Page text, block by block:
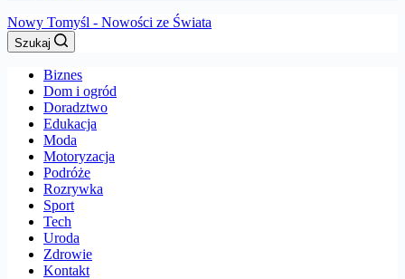
Nowy Tomyśl - Nowości ze Świata
Szukaj
Biznes
Dom i ogród
Doradztwo
Edukacja
Moda
Motoryzacja
Podróże
Rozrywka
Sport
Tech
Uroda
Zdrowie
Kontakt